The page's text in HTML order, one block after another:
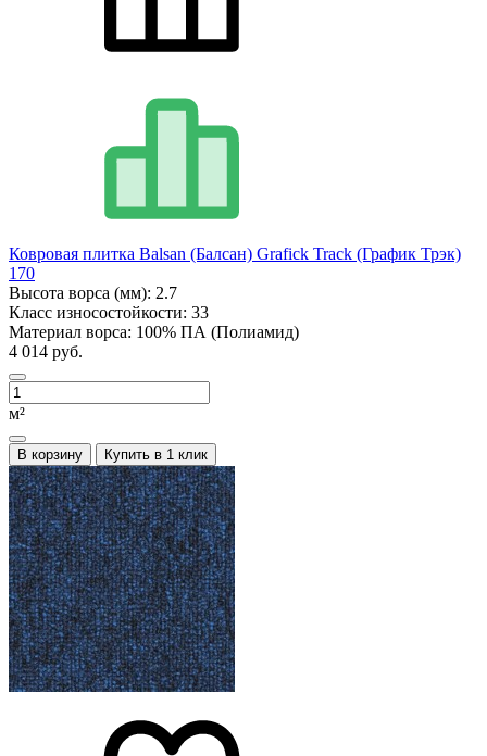
Ковровая плитка Balsan (Балсан) Grafick Track (График Трэк)
170
Высота ворса (мм): 2.7
Класс износостойкости: 33
Материал ворса: 100% ПА (Полиамид)
4 014 руб.
м²
В корзину Купить в 1 клик